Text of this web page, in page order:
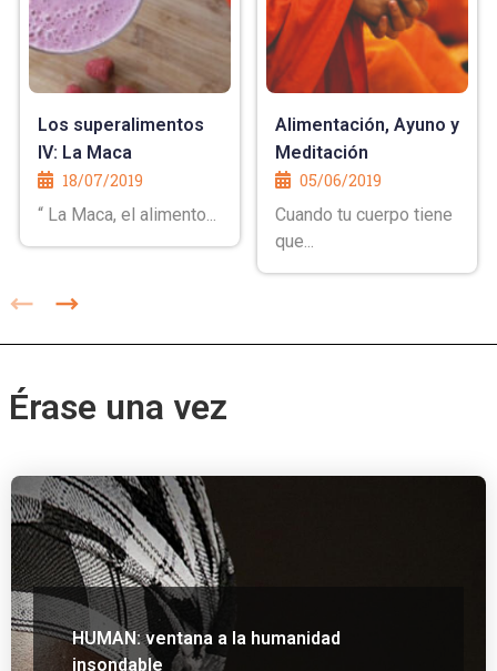
Los superalimentos
IV: La Maca
18/07/2019
“ La Maca, el alimento...
Alimentación, Ayuno y
Meditación
05/06/2019
Cuando tu cuerpo tiene
que...
Érase una vez
HUMAN: ventana a la humanidad
insondable